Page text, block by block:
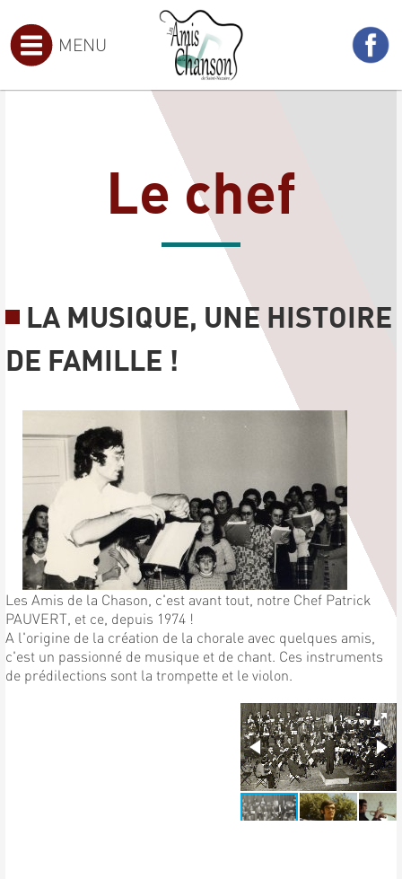
MENU
Le chef
LA MUSIQUE, UNE HISTOIRE
DE FAMILLE !
Les Amis de la Chason, c'est avant tout, notre Chef Patrick
PAUVERT, et ce, depuis 1974 !
A l'origine de la création de la chorale avec quelques amis,
c'est un passionné de musique et de chant. Ces instruments
de prédilections sont la trompette et le violon.